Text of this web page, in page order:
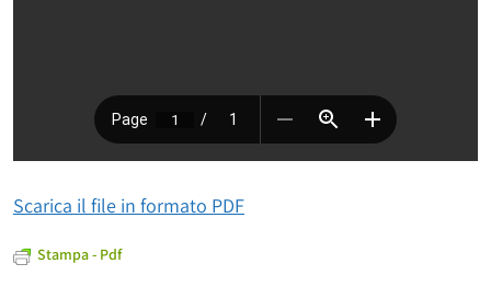
Scarica il file in formato PDF
Stampa - Pdf